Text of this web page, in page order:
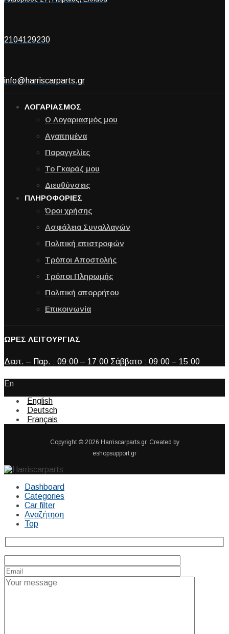
2104129230
info@harriscarparts.gr
ΛΟΓΑΡΙΑΣΜΟΣ
Ο Λογαριασμός μου
Αγαπημένα
Παραγγελίες
Το Γκαράζ μου
Διευθύνσεις
ΠΛΗΡΟΦΟΡΙΕΣ
Όροι χρήσης
Ασφάλεια Συναλλαγών
Πολιτική επιστροφών
Τρόποι Αποστολής
Τρόποι Πληρωμής
Πολιτική απορρήτου
Επικοινωνία
ΩΡΕΣ ΛΕΙΤΟΥΡΓΙΑΣ
Δευτ. – Παρ. : 09:00 – 17:00 Σάββατο : 09:00 – 15:00
En
English
Deutsch
Français
Copyright © 2026 Harriscarparts.gr. Created by
eshopsupport.gr
Dashboard
Categories
Car filter
Αναζήτηση
Top